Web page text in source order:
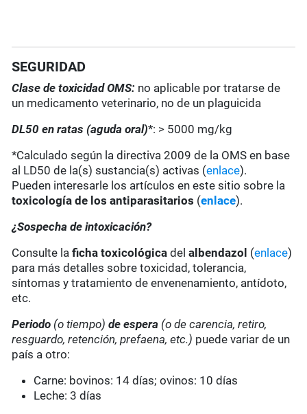
SEGURIDAD
Clase de toxicidad OMS: no aplicable por tratarse de
un medicamento veterinario, no de un plaguicida
DL50 en ratas (aguda oral)*: > 5000 mg/kg
*Calculado según la directiva 2009 de la OMS en base
al LD50 de la(s) sustancia(s) activas (enlace).
Pueden interesarle los artículos en este sitio sobre la
toxicología de los antiparasitarios (enlace).
¿Sospecha de intoxicación?
Consulte laficha toxicológica delalbendazol (enlace)
para más detalles sobre toxicidad, tolerancia,
síntomas y tratamiento de envenenamiento, antídoto,
etc.
Periodo (o tiempo) de espera (o de carencia, retiro,
resguardo, retención, prefaena, etc.) puede variar de un
país a otro:
Carne: bovinos: 14 días; ovinos: 10 días
Leche: 3 días